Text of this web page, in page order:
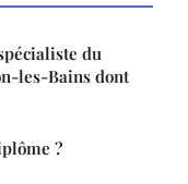
du
les-Bains dont
?